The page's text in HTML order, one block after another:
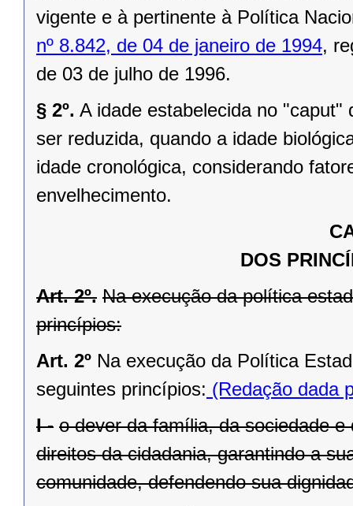
vigente e à pertinente à Política
nº 8.842, de 04 de janeiro de 1994,
de 03 de julho de 1996.
§ 2º. A idade estabelecida no
ser reduzida, quando a idade
idade cronológica, considerando
envelhecimento.
DOS
Art. 2º. Na execução da política
princípios:
Art. 2º Na execução da Política
seguintes princípios: (Redação dada
I - o dever da família, da sociedade
direitos da cidadania, garantindo a
comunidade, defendendo sua